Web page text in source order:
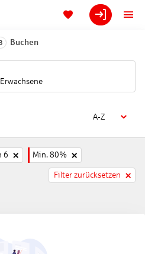
Buchen
A-Z
6 Min. 80%
Filter zurücksetzen